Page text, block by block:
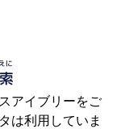
アイブリーをご
は利用していま